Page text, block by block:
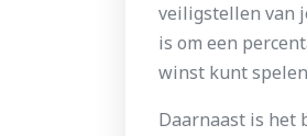
veiligstellen van
is om een
winst kunt
Daarnaast is het